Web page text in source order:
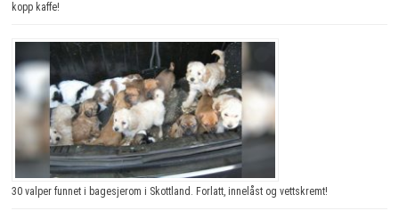
kopp kaffe!
30 valper funnet i bagesjerom i Skottland. Forlatt, innelåst og vettskremt!